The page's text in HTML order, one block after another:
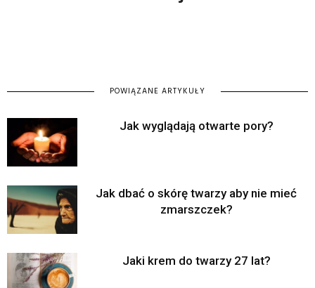
POWIĄZANE ARTYKUŁY
Jak wyglądają otwarte pory?
Jak dbać o skórę twarzy aby nie mieć
zmarszczek?
Jaki krem do twarzy 27 lat?